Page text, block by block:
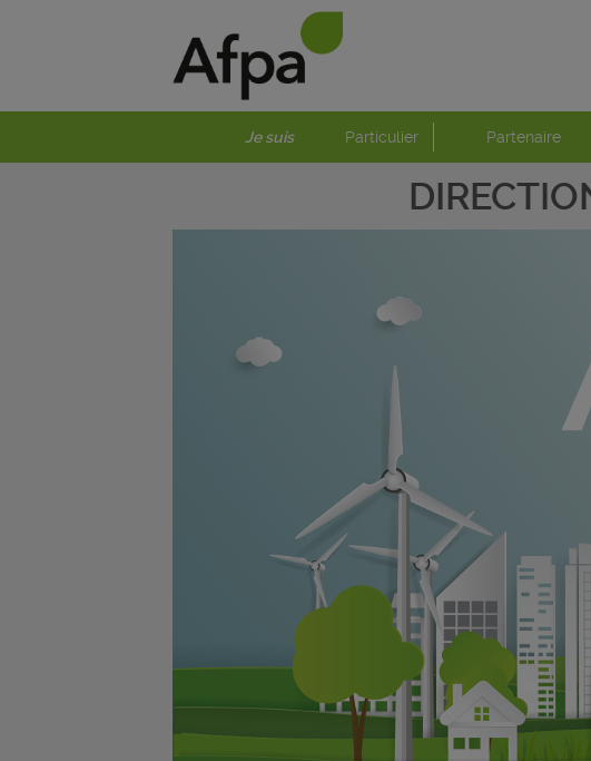
Je suis Particulier Partenaire